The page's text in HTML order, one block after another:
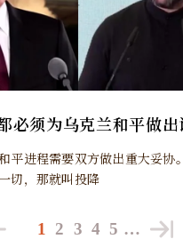
必须为乌克兰和平做出
平进程需要双方做出重大妥
切，那就叫投降
1 2 3 4 5 …